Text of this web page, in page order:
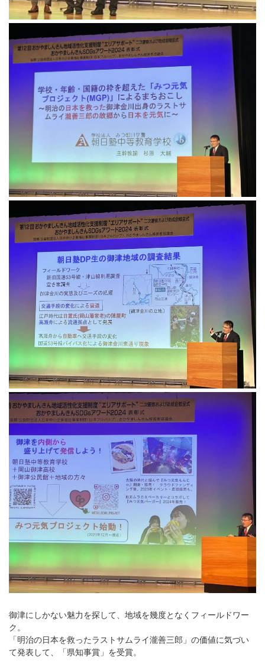
御津にしかない魅力を探して、地域を幾度となくフィールドワー
ク。
「明治の日本を救ったラストサムライ瀧善三郎」の価値に気づい
て発表して、「県知事賞」を受賞。